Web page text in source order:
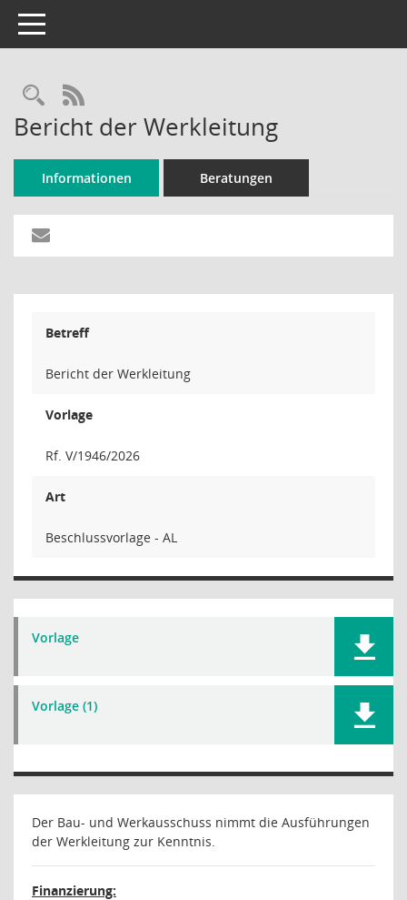
Toggle navigation
Rechercheauswahl
RSS-Feed
Bericht der Werkleitung
Informationen Beratungen
Betreff
Bericht der Werkleitung
Vorlage
Rf. V/1946/2026
Art
Beschlussvorlage - AL
Vorlage
Vorlage (1)
Der Bau- und Werkausschuss nimmt die Ausführungen
der Werkleitung zur Kenntnis.
Finanzierung: